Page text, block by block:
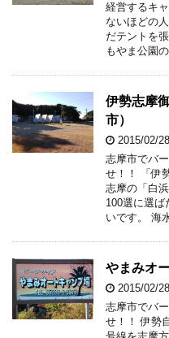
経営するキ
ないほどの
だテントを
もやま公園
伊勢志摩
市）
2015/02/28
志摩市でバ
せ！！ 「伊
志摩の「白
100選に選
いです。 海
やまみオ
2015/02/28
志摩市でバ
せ！！ 伊勢